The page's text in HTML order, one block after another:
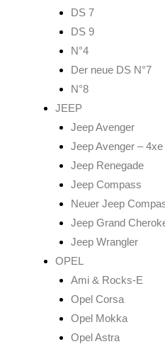
DS 7
DS 9
N°4
Der neue DS N°7
N°8
JEEP
Jeep Avenger
Jeep Avenger –
Jeep Renegade
Jeep Compass
Neuer Jeep
Jeep Grand
Jeep Wrangler
OPEL
Ami & Rocks-E
Opel Corsa
Opel Mokka
Opel Astra